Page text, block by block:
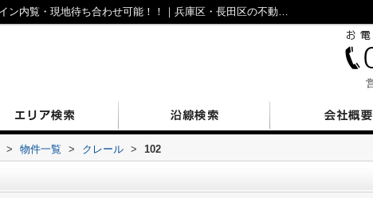
クレール102｜仲介手数料無料！オンライン内覧・現地待ち合わせ可能！！｜兵庫区・長田区の不動産｜N’sESTATE
> 物件一覧 > クレール > 102